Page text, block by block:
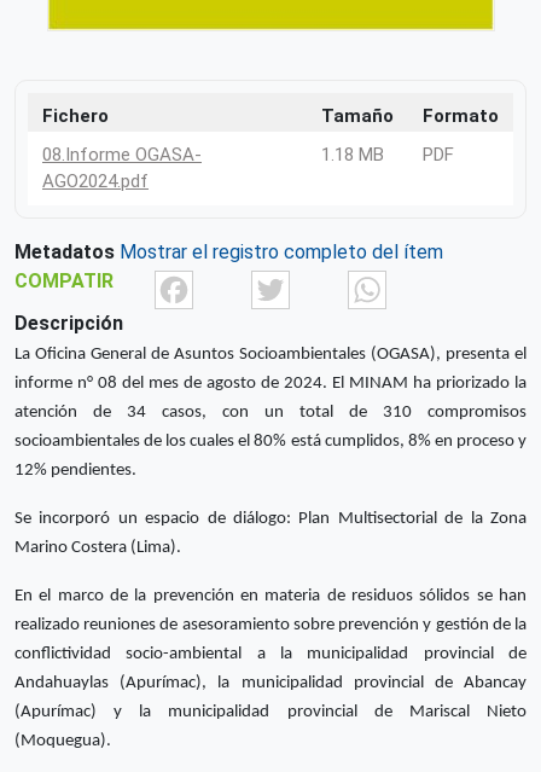
Fichero Tamaño
Formato
08.Informe OGASA-
AGO2024.pdf
1.18 MB PDF
Metadatos Mostrar el registro completo del ítem
COMPATIR
FacebookTwitter
Descripción
La Oficina General de Asuntos Socioambientales (OGASA), presenta el
informe n° 08 del mes de agosto de 2024. El MINAM ha priorizado la
atención de 34 casos, con un total de 310 compromisos
socioambientales de los cuales el 80% está cumplidos, 8% en proceso y
12% pendientes.
Se incorporó un espacio de diálogo: Plan Multisectorial de la Zona
Marino Costera (Lima).
En el marco de la prevención en materia de residuos sólidos se han
realizado reuniones de asesoramiento sobre prevención y gestión de la
conflictividad socio-ambiental a la municipalidad provincial de
Andahuaylas (Apurímac), la municipalidad provincial de Abancay
(Apurímac) y la municipalidad provincial de Mariscal Nieto
(Moquegua).